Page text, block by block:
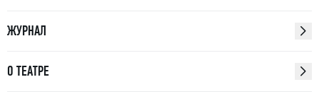
ЖУРНАЛ
О ТЕАТРЕ